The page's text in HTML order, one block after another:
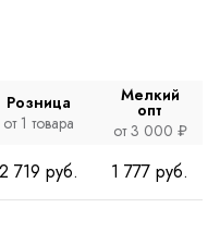
Розница
от 1 товара
Мелкий
опт
от 3 000 ₽
2 719 руб. 1 777 руб.